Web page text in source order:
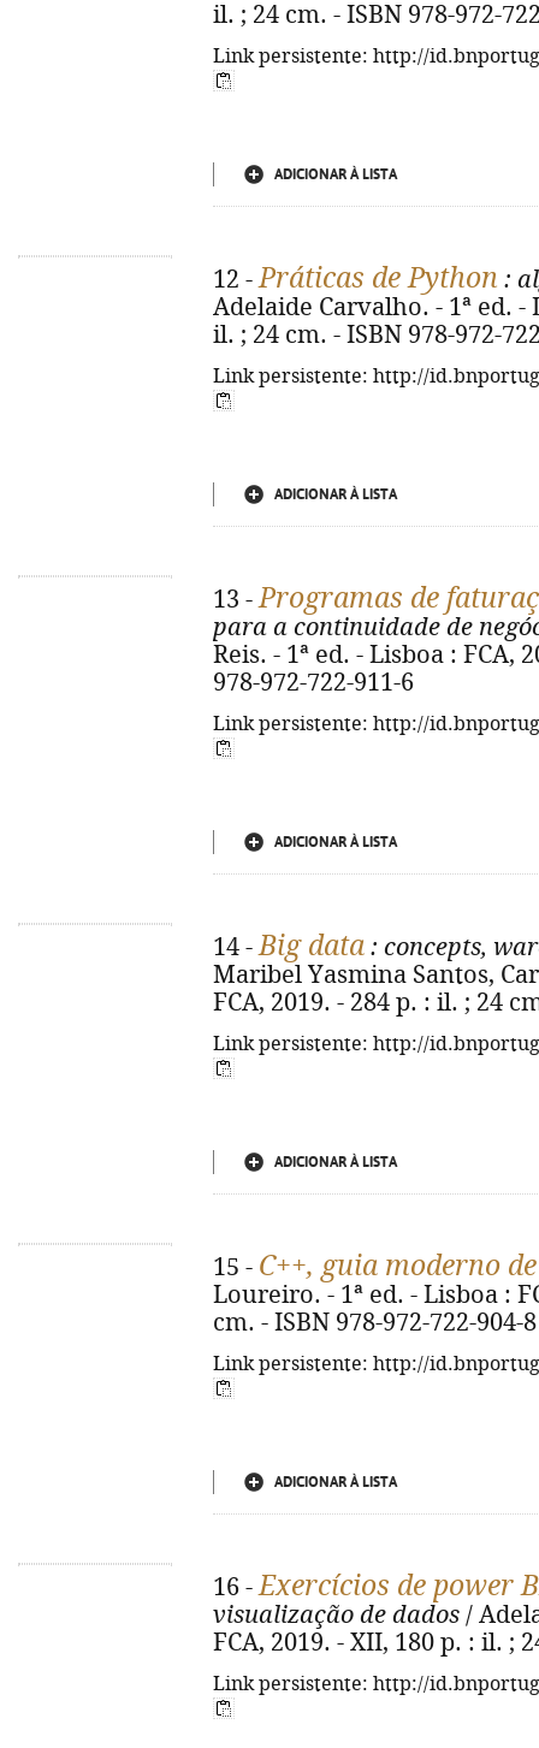
il. ; 24 cm. - ISBN 978-972-
Link persistente: http://
ADICIONAR À LISTA
12 -Práticas de Python :
Adelaide Carvalho. - 1ª ed. -
il. ; 24 cm. - ISBN 978-972-
Link persistente: http://
ADICIONAR À LISTA
13 -Programas de
para a continuidade de
Reis. - 1ª ed. - Lisboa : FCA,
978-972-722-911-6
Link persistente: http://
ADICIONAR À LISTA
14 -Big data : concepts,
Maribel Yasmina Santos,
FCA, 2019. - 284 p. : il. ; 24
Link persistente: http://
ADICIONAR À LISTA
15 - C++, guia moderno
Loureiro. - 1ª ed. - Lisboa :
cm. - ISBN 978-972-722-904-8
Link persistente: http://
ADICIONAR À LISTA
16 -Exercícios de power
visualização de dados /
FCA, 2019. - XII, 180 p. : il. ;
Link persistente: http://